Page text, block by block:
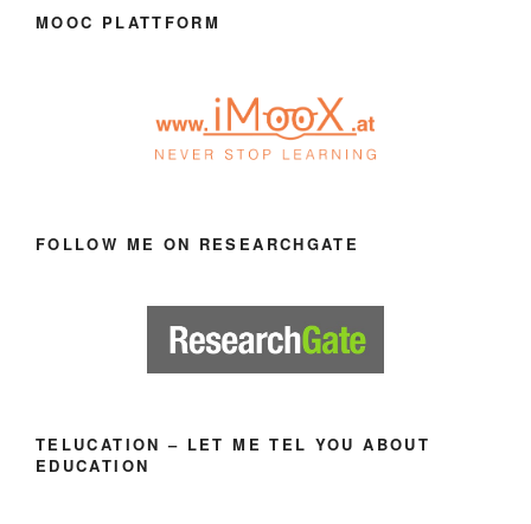
MOOC PLATTFORM
FOLLOW ME ON RESEARCHGATE
TELUCATION – LET ME TEL YOU ABOUT
EDUCATION